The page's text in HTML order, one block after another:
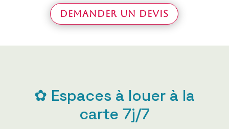
Demander un devis
✿ Espaces à louer à la
carte 7j/7